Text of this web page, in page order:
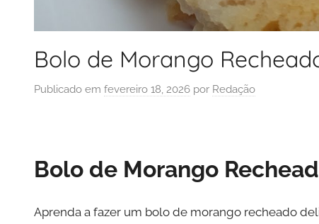
Bolo de Morango
Publicado em fevereiro 18, 2026 por Redação
Bolo de Morango
Aprenda a fazer um bolo de morango recheado